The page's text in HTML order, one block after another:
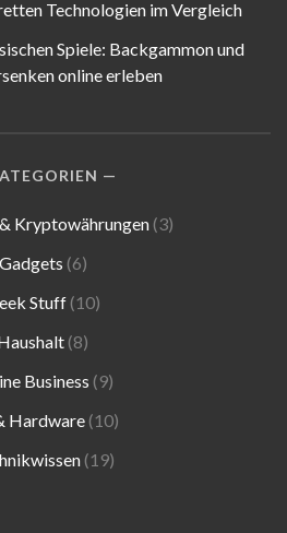
Technologien im Vergleich
Spiele: Backgammon und
online erleben
Kryptowährungen (3)
Gadgets (6)
Stuff(10)
(8)
Business (9)
Hardware(10)
(19)